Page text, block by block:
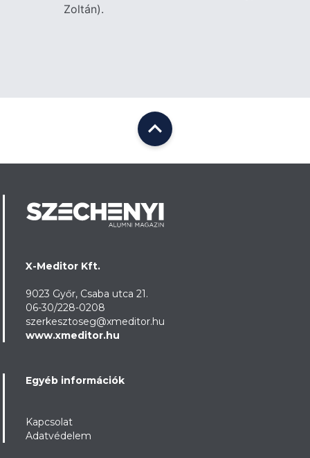
Zoltán).
X-Meditor Kft.
9023 Győr, Csaba utca 21.
06-30/228-0208
szerkesztoseg@xmeditor.hu
www.xmeditor.hu
Egyéb információk
Kapcsolat
Adatvédelem